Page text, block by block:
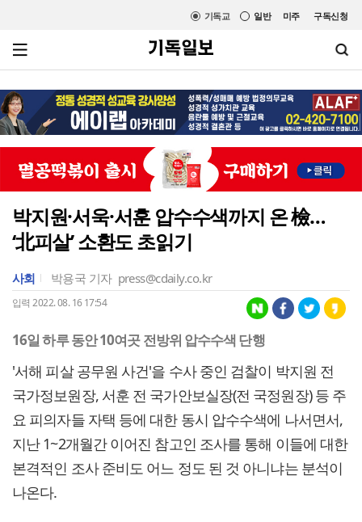
미주 구독신청
일반
기독교
박지원·서욱·서훈 압수수색까지 온 檢…
‘北피살’ 소환도 초읽기
사회 박용국 기자 press@cdaily.co.kr
입력 2022. 08. 16 17:54
16일 하루 동안 10여곳 전방위 압수수색 단행
'서해 피살 공무원 사건'을 수사 중인 검찰이 박지원 전
국가정보원장, 서훈 전 국가안보실장(전 국정원장) 등 주
요 피의자들 자택 등에 대한 동시 압수수색에 나서면서,
지난 1~2개월간 이어진 참고인 조사를 통해 이들에 대한
본격적인 조사 준비도 어느 정도 된 것 아니냐는 분석이
나온다.